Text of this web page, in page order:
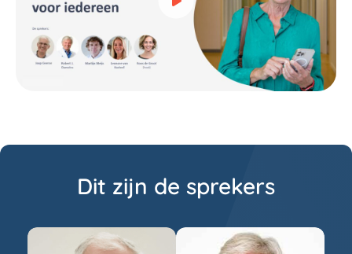
Bekijk video over Kijk de
Dit zijn de sprekers